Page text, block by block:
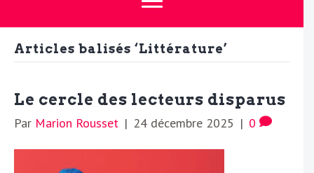
Articles balisés ‘Littérature’
Le cercle des lecteurs disparus
Par Marion Rousset | 24 décembre 2025 | 0